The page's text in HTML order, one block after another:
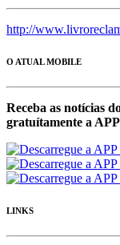
http://
O ATUAL MOBILE
Receba as notícias
gratuítamente a
LINKS